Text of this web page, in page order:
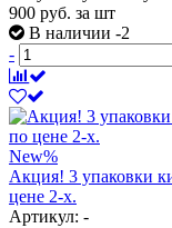
900 руб. за шт
В наличии -2
-
New%
Акция! 3 упаковки
цене 2-х.
Артикул: -